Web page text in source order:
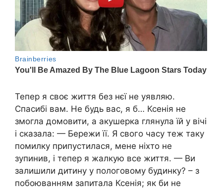
Тепер я своє життя без нєї не уявляю.
Спасибі вам. Не будь вас, я б… Ксенія не
змогла домовити, а акушерка глянула їй у вічі
і сказала: — Бережи її. Я свого часу теж таку
помилку припустилася, мене ніхто не
зупинив, і тепер я жалкую все життя. — Ви
залишили дитину у пологовому будинку? – з
побоюванням запитала Ксенія; як би не